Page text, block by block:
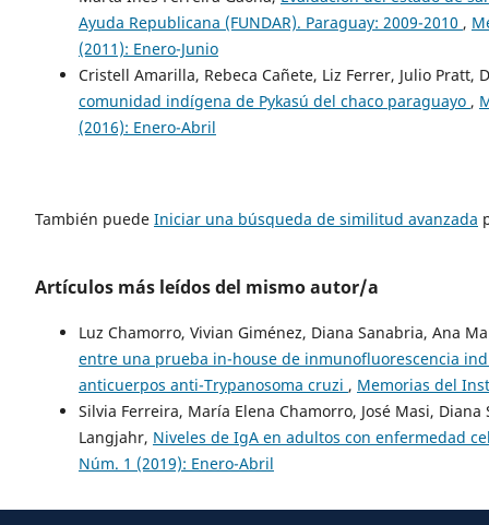
Ayuda Republicana (FUNDAR). Paraguay: 2009-2010 ,
(2011): Enero-Junio
Cristell Amarilla, Rebeca Cañete, Liz Ferrer, Julio Pratt,
comunidad indígena de Pykasú del chaco paraguayo ,
(2016): Enero-Abril
También puede Iniciar una búsqueda de similitud avanzada
Artículos más leídos del mismo autor/a
Luz Chamorro, Vivian Giménez, Diana Sanabria, Ana
entre una prueba in-house de inmunofluorescencia
anticuerpos anti-Trypanosoma cruzi , Memorias del
Silvia Ferreira, María Elena Chamorro, José Masi,
Langjahr, Niveles de IgA en adultos con enfermedad
Núm. 1 (2019): Enero-Abril